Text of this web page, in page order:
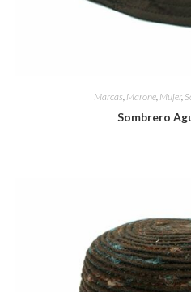
Marcas, Marone, Mujer,
Sombrero